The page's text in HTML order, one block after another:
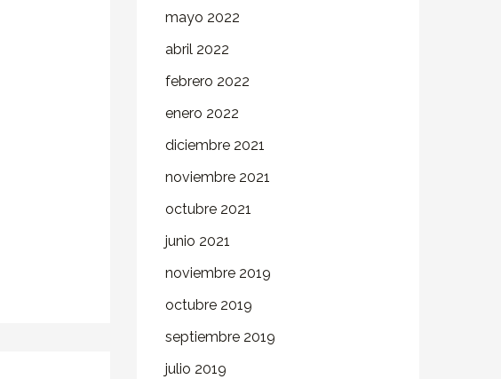
mayo 2022
abril 2022
febrero 2022
enero 2022
diciembre 2021
noviembre 2021
octubre 2021
junio 2021
noviembre 2019
octubre 2019
septiembre 2019
julio 2019